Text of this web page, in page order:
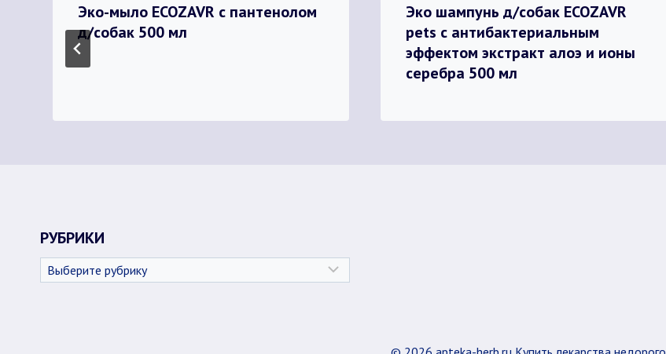
Эко-мыло ECOZAVR с пантенолом
д/собак 500 мл
Эко шампунь д/собак ECOZAVR
pets с антибактериальным
эффектом экстракт алоэ и ионы
серебра 500 мл
РУБРИКИ
Рубрики